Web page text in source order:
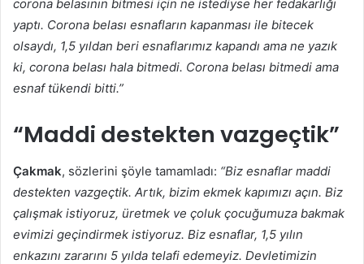
corona belasının bitmesi için ne istediyse her fedakarlığı
yaptı. Corona belası esnafların kapanması ile bitecek
olsaydı, 1,5 yıldan beri esnaflarımız kapandı ama ne yazık
ki, corona belası hala bitmedi. Corona belası bitmedi ama
esnaf tükendi bitti.”
“Maddi destekten vazgeçtik”
Çakmak, sözlerini şöyle tamamladı: “Biz esnaflar maddi
destekten vazgeçtik. Artık, bizim ekmek kapımızı açın. Biz
çalışmak istiyoruz, üretmek ve çoluk çocuğumuza bakmak
evimizi geçindirmek istiyoruz. Biz esnaflar, 1,5 yılın
enkazını zararını 5 yılda telafi edemeyiz. Devletimizin